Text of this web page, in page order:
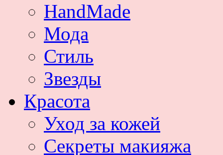
HandMade
Мода
Стиль
Звезды
Красота
Уход за кожей
Секреты макияжа